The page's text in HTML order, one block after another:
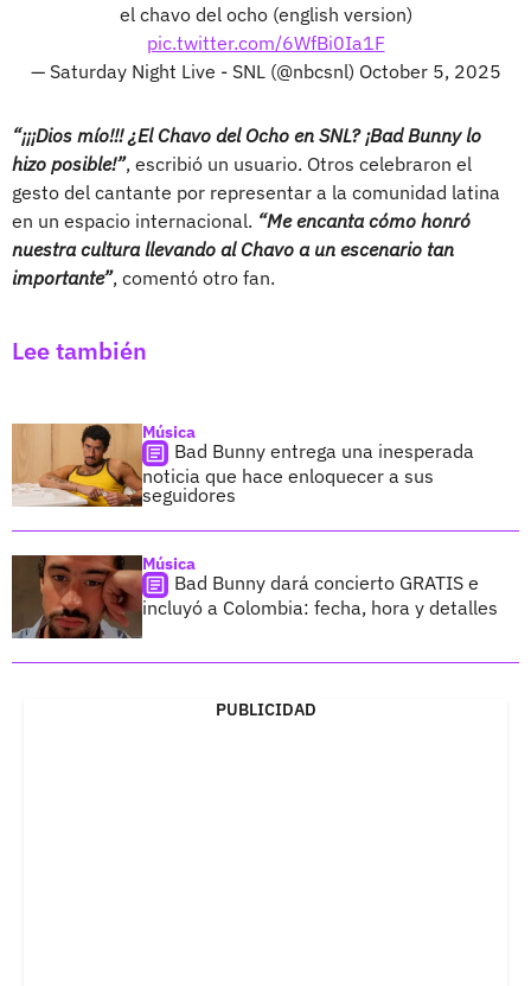
el chavo del ocho (english version)
pic.twitter.com/6WfBi0Ia1F
— Saturday Night Live - SNL (@nbcsnl) October 5, 2025
“¡¡¡Dios mío!!! ¿El Chavo del Ocho en SNL? ¡Bad Bunny lo
hizo posible!”, escribió un usuario. Otros celebraron el
gesto del cantante por representar a la comunidad latina
en un espacio internacional. “Me encanta cómo honró
nuestra cultura llevando al Chavo a un escenario tan
importante”, comentó otro fan.
Lee también
Música
Bad Bunny entrega una inesperada
noticia que hace enloquecer a sus
seguidores
Música
Bad Bunny dará concierto GRATIS e
incluyó a Colombia: fecha, hora y detalles
PUBLICIDAD